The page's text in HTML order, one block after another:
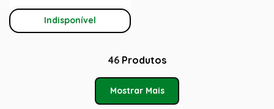
Indisponível
46 Produtos
Mostrar Mais